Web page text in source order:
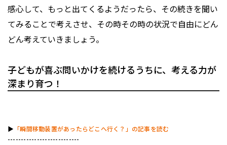
感心して、もっと出てくるようだったら、その続きを聞い
てみることで考えさせ、その時その時の状況で自由にどん
どん考えていきましょう。
子どもが喜ぶ問いかけを続けるうちに、考える力が
深まり育つ！
▶︎ 「瞬間移動装置があったらどこへ行く？」の記事を読む
---------------------------